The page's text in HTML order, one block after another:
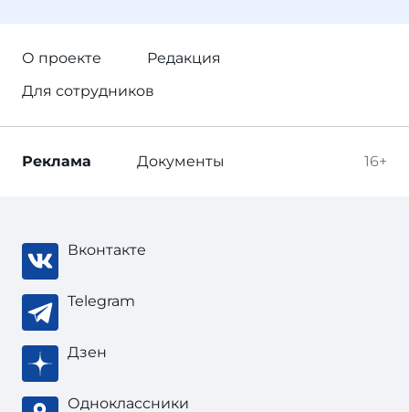
О проекте
Редакция
Для сотрудников
16+
Реклама Документы
Вконтакте
Telegram
Дзен
Одноклассники